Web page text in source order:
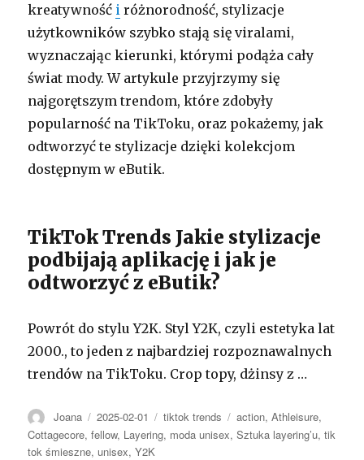
kreatywność i różnorodność, stylizacje
użytkowników szybko stają się viralami,
wyznaczając kierunki, którymi podąża cały
świat mody. W artykule przyjrzymy się
najgorętszym trendom, które zdobyły
popularność na TikToku, oraz pokażemy, jak
odtworzyć te stylizacje dzięki kolekcjom
dostępnym w eButik.
TikTok Trends Jakie stylizacje
podbijają aplikację i jak je
odtworzyć z eButik?
Powrót do stylu Y2K. Styl Y2K, czyli estetyka lat
2000., to jeden z najbardziej rozpoznawalnych
trendów na TikToku. Crop topy, dżinsy z …
Autor
Joana Opublikowano
2025-02-01 Kategorie
tiktok trends Tagi
action,Athleisure,
Cottagecore,fellow, Layering, moda unisex,Sztuka layering’u,tik
tok śmieszne, unisex,Y2K